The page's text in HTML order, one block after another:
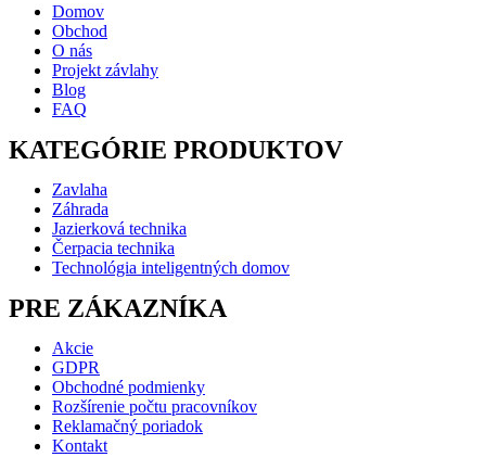
Domov
Obchod
O nás
Projekt závlahy
Blog
FAQ
KATEGÓRIE PRODUKTOV
Zavlaha
Záhrada
Jazierková technika
Čerpacia technika
Technológia inteligentných domov
PRE ZÁKAZNÍKA
Akcie
GDPR
Obchodné podmienky
Rozšírenie počtu pracovníkov
Reklamačný poriadok
Kontakt